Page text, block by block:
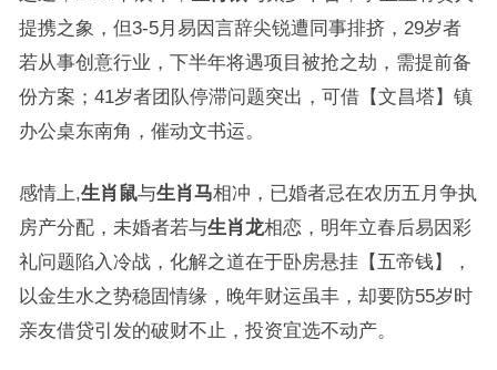
提携之象，但3-5月易因言辞尖锐遭同事排挤，29岁者
若从事创意行业，下半年将遇项目被抢之劫，需提前备
份方案；41岁者团队停滞问题突出，可借【文昌塔】镇
办公桌东南角，催动文书运。
感情上,生肖鼠与生肖马相冲，已婚者忌在农历五月争执
房产分配，未婚者若与生肖龙相恋，明年立春后易因彩
礼问题陷入冷战，化解之道在于卧房悬挂【五帝钱】，
以金生水之势稳固情缘，晚年财运虽丰，却要防55岁时
亲友借贷引发的破财不止，投资宜选不动产。